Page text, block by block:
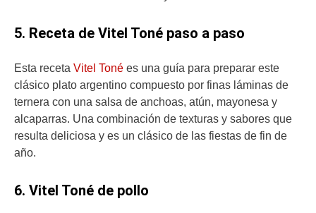
5. Receta de Vitel Toné paso a paso
Esta receta Vitel Toné es una guía para preparar este
clásico plato argentino compuesto por finas láminas de
ternera con una salsa de anchoas, atún, mayonesa y
alcaparras. Una combinación de texturas y sabores que
resulta deliciosa y es un clásico de las fiestas de fin de
año.
6. Vitel Toné de pollo